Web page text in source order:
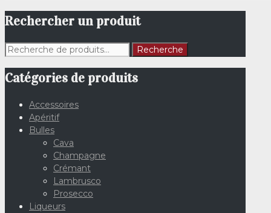
Rechercher un produit
Recherche
pour :
Recherche
Catégories de produits
Accessoires
Apéritif
Bulles
Cava
Champagne
Crémant
Lambrusco
Prosecco
Liqueurs